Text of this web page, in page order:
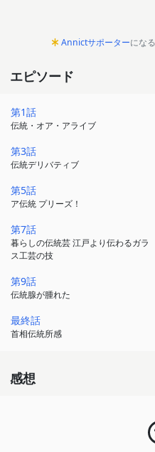
Annictサポーターにな
エピソード
第1話
伝統・オア・アライブ
第3話
伝統デリバティブ
第5話
ア伝統 プリーズ！
第7話
暮らしの伝統芸 江戸より伝わるガラ
ス工芸の技
第9話
伝統腺が腫れた
最終話
首相伝統所感
感想